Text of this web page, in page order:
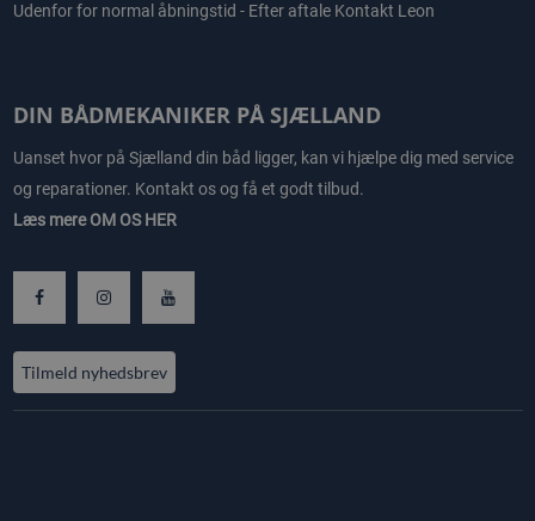
Udenfor for normal åbningstid - Efter aftale Kontakt Leon
DIN BÅDMEKANIKER PÅ SJÆLLAND
Uanset hvor på Sjælland din båd ligger, kan vi hjælpe dig med service
og reparationer. Kontakt os og få et godt tilbud.
Læs mereOM OS HER
Tilmeld nyhedsbrev